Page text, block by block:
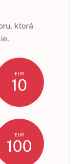
ktorá
EUR
10
EUR
100